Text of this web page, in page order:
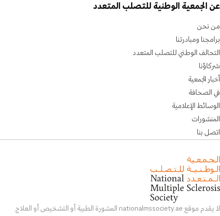
عن الجمعية الوطنية للتصلب المتعدد
من نحن
برامجنا ومبادرتنا
التحالف الوطني للتصلب المتعدد
شركاؤنا
أخبار الجمعية
في الصحافة
الوسائط الإعلامية
المنشورات
اتصل بنا
لا يقدم موقع nationalmssociety.ae المشورة الطبية أو التشخيص أو العلاج.